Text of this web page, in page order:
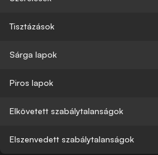
Tisztázások
Sárga lapok
Piros lapok
Elkövetett szabálytalanságok
Elszenvedett szabálytalanságok